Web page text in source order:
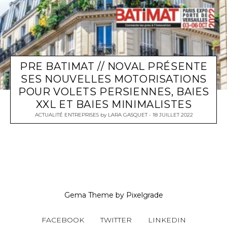
PRE BATIMAT // NOVAL PRÉSENTE
SES NOUVELLES MOTORISATIONS
POUR VOLETS PERSIENNES, BAIES
XXL ET BAIES MINIMALISTES
ACTUALITÉ ENTREPRISESby LARA GASQUET 18 JUILLET 2022
Gema Theme by Pixelgrade
FACEBOOK TWITTER LINKEDIN